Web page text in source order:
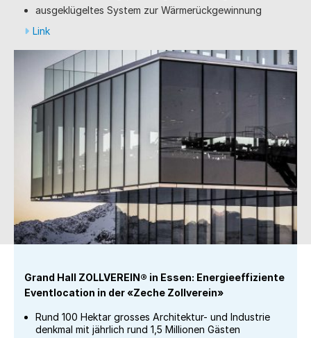
ausgeklügeltes System zur Wärmerückgewinnung
Link
Grand Hall ZOLLVEREIN® in Essen: Energieeffiziente
Eventlocation in der «Zeche Zollverein»
Rund 100 Hektar grosses Architektur- und Industrie
denkmal mit jährlich rund 1,5 Millionen Gästen